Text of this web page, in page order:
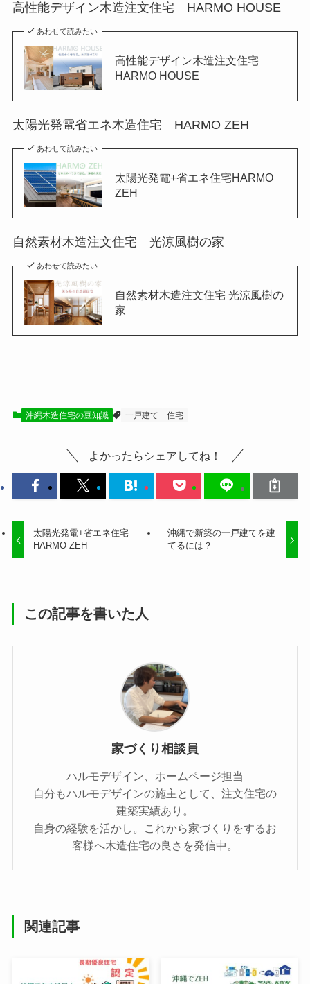
高性能デザイン木造注文住宅 HARMO HOUSE
あわせて読みたい
高性能デザイン木造注文住宅
HARMO HOUSE
太陽光発電省エネ木造住宅 HARMO ZEH
あわせて読みたい
太陽光発電+省エネ住宅HARMO
ZEH
自然素材木造注文住宅 光涼風樹の家
あわせて読みたい
自然素材木造注文住宅 光涼風樹の
家
沖縄木造住宅の豆知識 一戸建て 住宅
よかったらシェアしてね！
太陽光発電+省エネ住宅
HARMO ZEH
沖縄で新築の一戸建てを建
てるには？
この記事を書いた人
家づくり相談員
ハルモデザイン、ホームページ担当
自分もハルモデザインの施主として、注文住宅の
建築実績あり。
自身の経験を活かし。これから家づくりをするお
客様へ木造住宅の良さを発信中。
関連記事